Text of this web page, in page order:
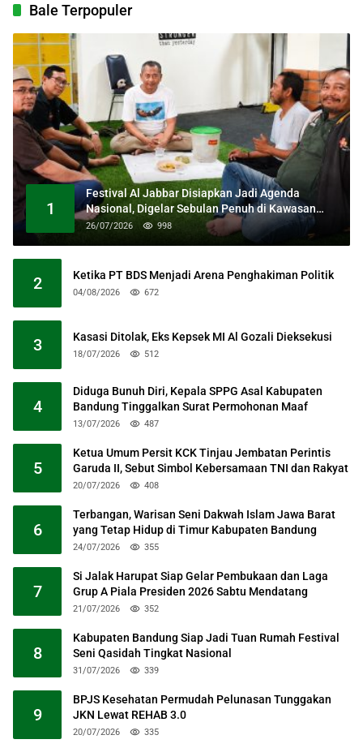
Bale Terpopuler
1
Festival Al Jabbar Disiapkan Jadi Agenda
Nasional, Digelar Sebulan Penuh di Kawasan
Masjid Raya Al Jabbar
26/07/2026 998
2 Ketika PT BDS Menjadi Arena Penghakiman Politik
04/08/2026 672
3 Kasasi Ditolak, Eks Kepsek MI Al Gozali Dieksekusi
18/07/2026 512
4
Diduga Bunuh Diri, Kepala SPPG Asal Kabupaten
Bandung Tinggalkan Surat Permohonan Maaf
13/07/2026 487
5
Ketua Umum Persit KCK Tinjau Jembatan Perintis
Garuda II, Sebut Simbol Kebersamaan TNI dan Rakyat
20/07/2026 408
6
Terbangan, Warisan Seni Dakwah Islam Jawa Barat
yang Tetap Hidup di Timur Kabupaten Bandung
24/07/2026 355
7
Si Jalak Harupat Siap Gelar Pembukaan dan Laga
Grup A Piala Presiden 2026 Sabtu Mendatang
21/07/2026 352
8
Kabupaten Bandung Siap Jadi Tuan Rumah Festival
Seni Qasidah Tingkat Nasional
31/07/2026 339
9
BPJS Kesehatan Permudah Pelunasan Tunggakan
JKN Lewat REHAB 3.0
20/07/2026 335